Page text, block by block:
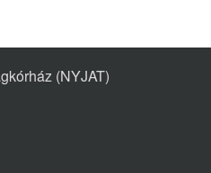
(NYJAT)